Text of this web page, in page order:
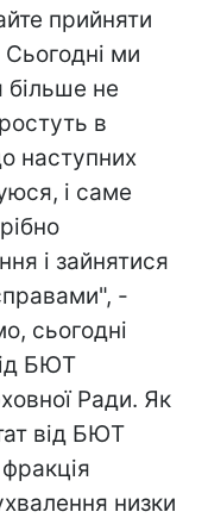
прийняти
Сьогодні ми
більше не
в
наступних
і саме
і зайнятися
-
сьогодні
БЮТ
Ради. Як
від БЮТ
низки